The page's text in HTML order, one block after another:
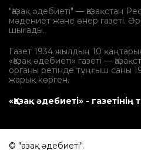
"Қазақ әдебиеті" — Қазақстан
мәдениет және өнер газеті.
шығады.
Газет 1934 жылдың 10
«Қазақ әдебиеті» газеті —
органы ретінде тұңғыш саны
жарық көрген.
«Қазақ әдебиеті» - газетінің
© "Қазақ әдебиеті".